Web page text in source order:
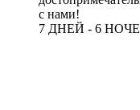
с нами!
7 ДНЕЙ - 6